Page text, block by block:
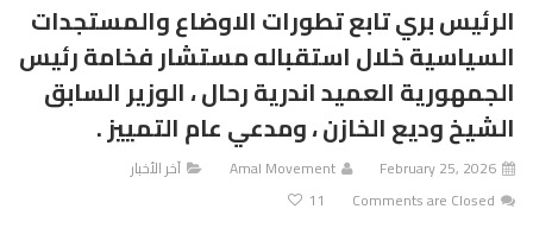
الرئيس بري تابع تطورات الاوضاع والمستجدات
السياسية خلال استقباله مستشار فخامة رئيس
الجمهورية العميد اندرية رحال ، الوزير السابق
الشيخ وديع الخازن ، ومدعي عام التمييز .
February 25, 2026
Amal Movement
آخر الأخبار
Comments are Closed
11